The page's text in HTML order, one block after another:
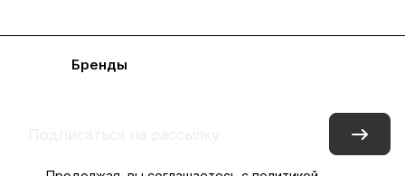
Бренды